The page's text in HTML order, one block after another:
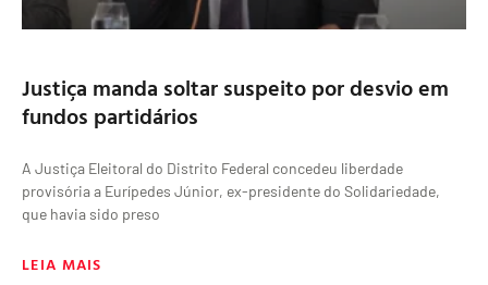
Justiça manda soltar suspeito por desvio em
fundos partidários
A Justiça Eleitoral do Distrito Federal concedeu liberdade
provisória a Eurípedes Júnior, ex-presidente do Solidariedade,
que havia sido preso
LEIA MAIS